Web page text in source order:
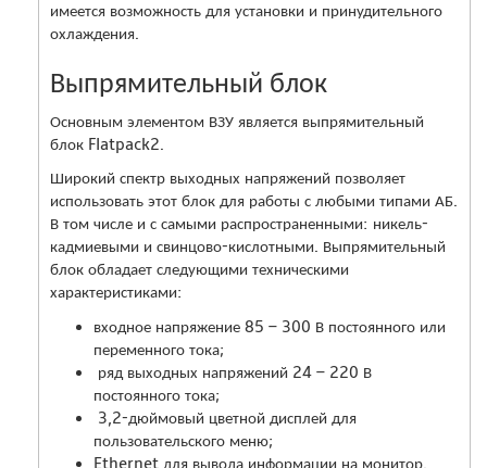
имеется возможность для установки и принудительного
охлаждения.
Выпрямительный блок
Основным элементом ВЗУ является выпрямительный
блок Flatpack2.
Широкий спектр выходных напряжений позволяет
использовать этот блок для работы с любыми типами АБ.
В том числе и с самыми распространенными: никель-
кадмиевыми и свинцово-кислотными. Выпрямительный
блок обладает следующими техническими
характеристиками:
входное напряжение 85 – 300 В постоянного или
переменного тока;
ряд выходных напряжений 24 – 220 В
постоянного тока;
3,2-дюймовый цветной дисплей для
пользовательского меню;
Ethernet для вывода информации на монитор.